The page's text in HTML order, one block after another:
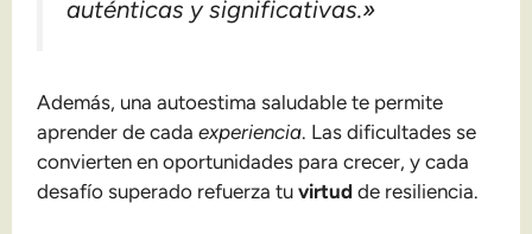
auténticas y significativas.»
Además, una autoestima saludable te permite
aprender de cadaexperiencia. Las dificultades se
convierten en oportunidades para crecer, y cada
desafío superado refuerza tuvirtud de resiliencia.